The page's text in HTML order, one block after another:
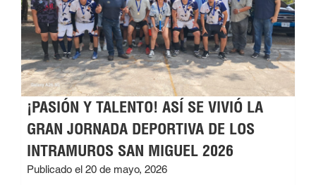
¡PASIÓN Y TALENTO! ASÍ SE VIVIÓ LA
GRAN JORNADA DEPORTIVA DE LOS
INTRAMUROS SAN MIGUEL 2026
Publicado el 20 de mayo, 2026